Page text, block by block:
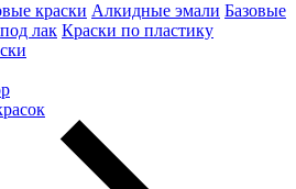
краски Алкидные эмали Базовые
лак Краски по пластику